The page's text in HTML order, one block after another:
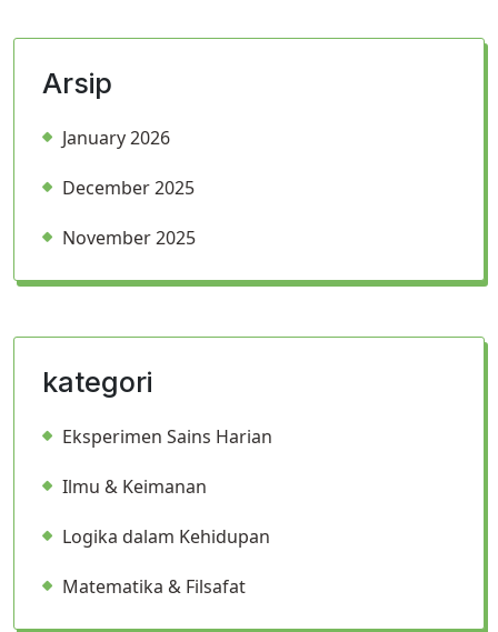
Arsip
January 2026
December 2025
November 2025
kategori
Eksperimen Sains Harian
Ilmu & Keimanan
Logika dalam Kehidupan
Matematika & Filsafat